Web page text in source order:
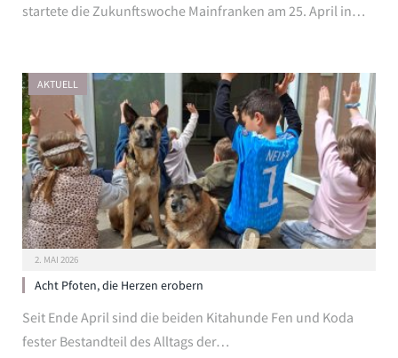
startete die Zukunftswoche Mainfranken am 25. April in…
AKTUELL
2. MAI 2026
Acht Pfoten, die Herzen erobern
Seit Ende April sind die beiden Kitahunde Fen und Koda
fester Bestandteil des Alltags der…